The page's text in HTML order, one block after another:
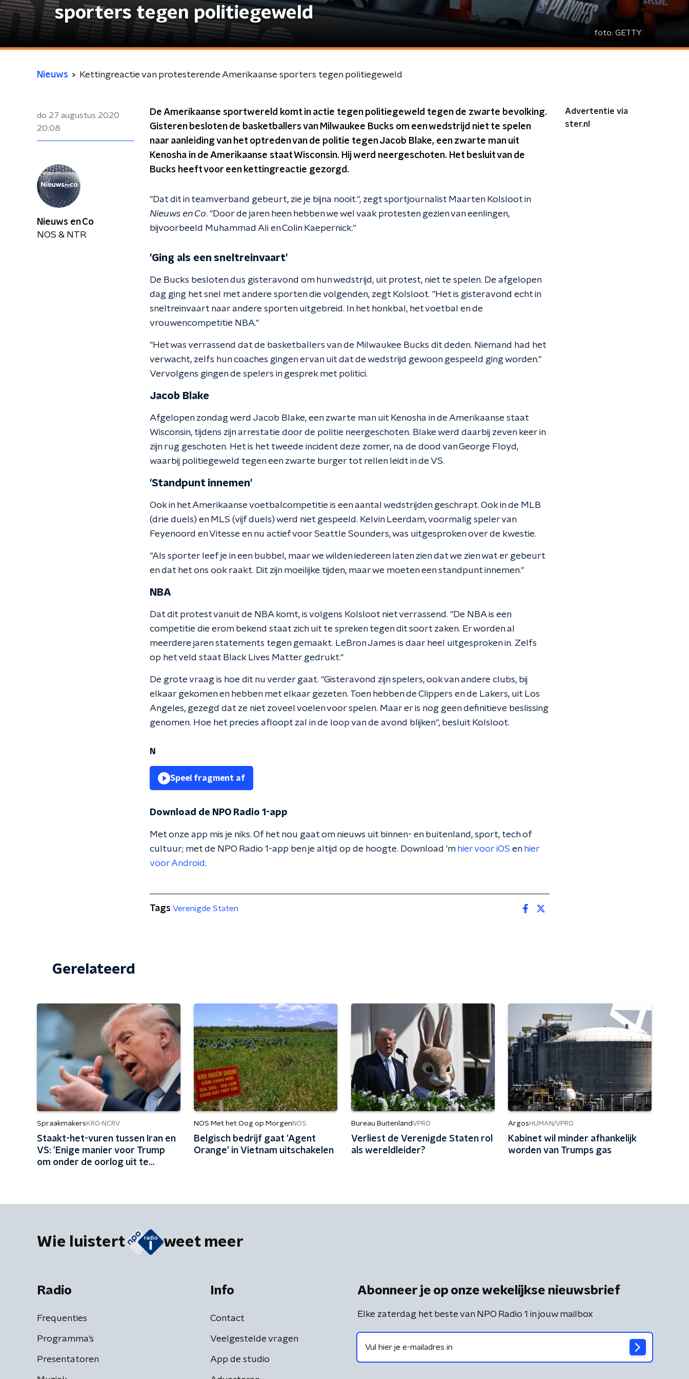
sporters tegen politiegeweld
foto: GETTY
Nieuws Kettingreactie van protesterende Amerikaanse sporters tegen politiegeweld
do 27 augustus 2020
20:08
De Amerikaanse sportwereld komt in actie tegen politiegeweld tegen de zwarte bevolking.
Gisteren besloten de basketballers van Milwaukee Bucks om een wedstrijd niet te spelen
naar aanleiding van het optreden van de politie tegen Jacob Blake, een zwarte man uit
Kenosha in de Amerikaanse staat Wisconsin. Hij werd neergeschoten. Het besluit van de
Bucks heeft voor een kettingreactie gezorgd.
"Dat dit in teamverband gebeurt, zie je bijna nooit.", zegt sportjournalist Maarten Kolsloot in
Nieuws en Co. "Door de jaren heen hebben we wel vaak protesten gezien van eenlingen,
bijvoorbeeld Muhammad Ali en Colin Kaepernick."
'Ging als een sneltreinvaart'
De Bucks besloten dus gisteravond om hun wedstrijd, uit protest, niet te spelen. De afgelopen
dag ging het snel met andere sporten die volgenden, zegt Kolsloot. "Het is gisteravond echt in
sneltreinvaart naar andere sporten uitgebreid. In het honkbal, het voetbal en de
vrouwencompetitie NBA."
"Het was verrassend dat de basketballers van de Milwaukee Bucks dit deden. Niemand had het
verwacht, zelfs hun coaches gingen ervan uit dat de wedstrijd gewoon gespeeld ging worden."
Vervolgens gingen de spelers in gesprek met politici.
Jacob Blake
Afgelopen zondag werd Jacob Blake, een zwarte man uit Kenosha in de Amerikaanse staat
Wisconsin, tijdens zijn arrestatie door de politie neergeschoten. Blake werd daarbij zeven keer in
zijn rug geschoten. Het is het tweede incident deze zomer, na de dood van George Floyd,
waarbij politiegeweld tegen een zwarte burger tot rellen leidt in de VS.
'Standpunt innemen'
Ook in het Amerikaanse voetbalcompetitie is een aantal wedstrijden geschrapt. Ook in de MLB
(drie duels) en MLS (vijf duels) werd niet gespeeld. Kelvin Leerdam, voormalig speler van
Feyenoord en Vitesse en nu actief voor Seattle Sounders, was uitgesproken over de kwestie.
"Als sporter leef je in een bubbel, maar we wilden iedereen laten zien dat we zien wat er gebeurt
en dat het ons ook raakt. Dit zijn moeilijke tijden, maar we moeten een standpunt innemen."
NBA
Dat dit protest vanuit de NBA komt, is volgens Kolsloot niet verrassend. "De NBA is een
competitie die erom bekend staat zich uit te spreken tegen dit soort zaken. Er worden al
meerdere jaren statements tegen gemaakt. LeBron James is daar heel uitgesproken in. Zelfs
op het veld staat Black Lives Matter gedrukt."
De grote vraag is hoe dit nu verder gaat. "Gisteravond zijn spelers, ook van andere clubs, bij
elkaar gekomen en hebben met elkaar gezeten. Toen hebben de Clippers en de Lakers, uit Los
Angeles, gezegd dat ze niet zoveel voelen voor spelen. Maar er is nog geen definitieve beslissing
genomen. Hoe het precies afloopt zal in de loop van de avond blijken", besluit Kolsloot.
N
Speel fragment af
Download de NPO Radio 1-app
Met onze app mis je niks. Of het nou gaat om nieuws uit binnen- en buitenland, sport, tech of
cultuur; met de NPO Radio 1-app ben je altijd op de hoogte. Download 'm hier voor iOS en hier
voor Android.
Advertentie via
ster.nl
Nieuws en Co
NOS & NTR
Tags Verenigde Staten
Gerelateerd
Spraakmakers KRO-NCRV
Staakt-het-vuren tussen Iran en
VS: 'Enige manier voor Trump
om onder de oorlog uit te
NOS Met het Oog op Morgen NOS
Belgisch bedrijf gaat 'Agent
Orange' in Vietnam uitschakelen
Bureau BuitenlandVPRO
Verliest de Verenigde Staten rol
als wereldleider?
Argos HUMAN/VPRO
Kabinet wil minder afhankelijk
worden van Trumps gas
Wie luistert weet meer
Radio
Frequenties
Programma's
Presentatoren
Info
Contact
Veelgestelde vragen
App de studio
Abonneer je op onze wekelijkse nieuwsbrief
Elke zaterdag het beste van NPO Radio 1 in jouw mailbox